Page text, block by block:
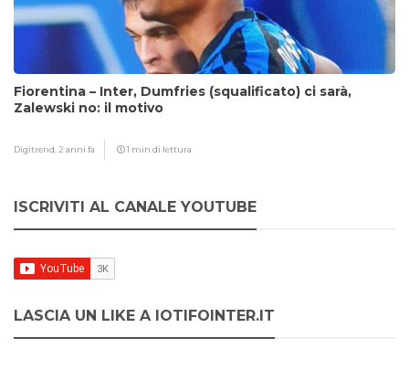
Fiorentina – Inter, Dumfries (squalificato) ci sarà,
Zalewski no: il motivo
Digitrend, 2 anni fa 1 min di lettura
ISCRIVITI AL CANALE YOUTUBE
LASCIA UN LIKE A IOTIFOINTER.IT